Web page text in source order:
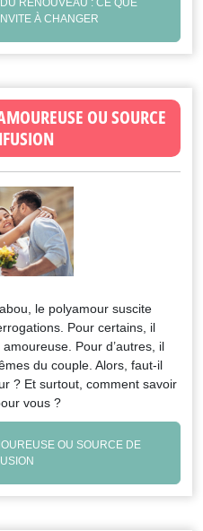
RENOUVEAU : CE QUE
À CHANGER
OU SOURCE
le polyamour suscite
Pour certains, il
Pour d’autres, il
du couple. Alors, faut-il
? Et surtout, comment savoir
vous ?
OU SOURCE DE